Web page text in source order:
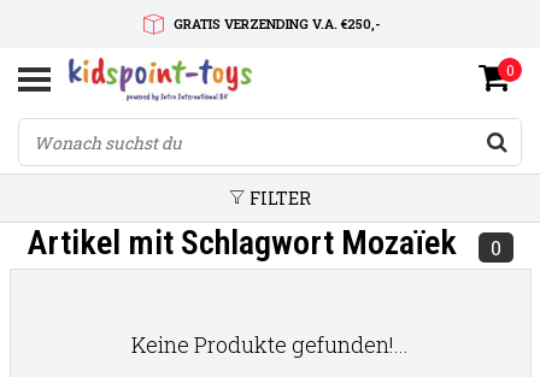
GRATIS VERZENDING V.A. €250,-
SNELLE LEVERTIJD
SERVICE OP MAAT
0
FILTER
Artikel mit Schlagwort Mozaïek 0
Keine Produkte gefunden!...